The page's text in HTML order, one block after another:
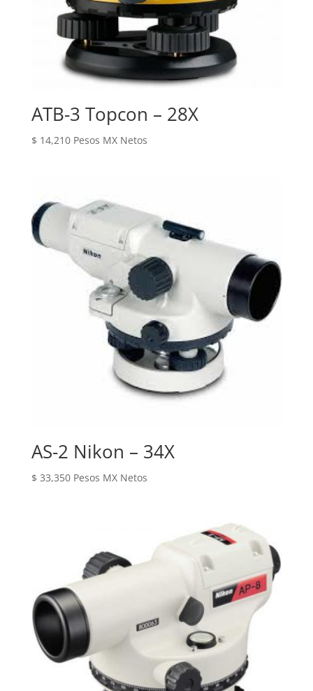
ATB-3 Topcon – 28X
$ 14,210 Pesos MX Netos
AS-2 Nikon – 34X
$ 33,350 Pesos MX Netos